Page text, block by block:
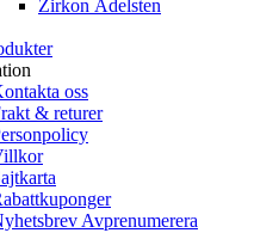
Zirkon Ädelsten
oss
& returer
Avprenumerera